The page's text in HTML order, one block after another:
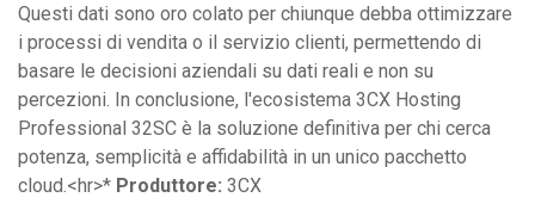
Questi dati sono oro colato per chiunque debba ottimizzare
i processi di vendita o il servizio clienti, permettendo di
basare le decisioni aziendali su dati reali e non su
percezioni. In conclusione, l'ecosistema 3CX Hosting
Professional 32SC è la soluzione definitiva per chi cerca
potenza, semplicità e affidabilità in un unico pacchetto
cloud.<hr>* Produttore: 3CX